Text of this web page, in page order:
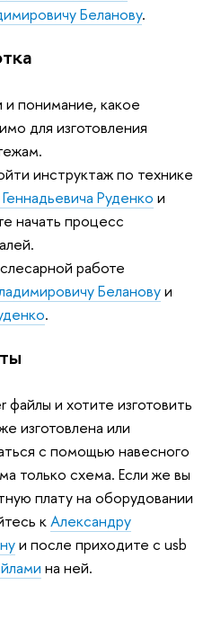
Беланову.
и понимание, какое
для изготовления
инструктаж по технике
Руденко и
начать процесс
работе
Белановуи
.
и хотите изготовить
изготовлена или
с помощью навесного
только схема. Если же вы
плату на оборудовании
кАлександру
и после приходите с usb
на ней.